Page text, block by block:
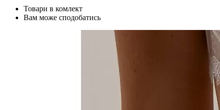
Товари в комлект
Вам може сподобатись